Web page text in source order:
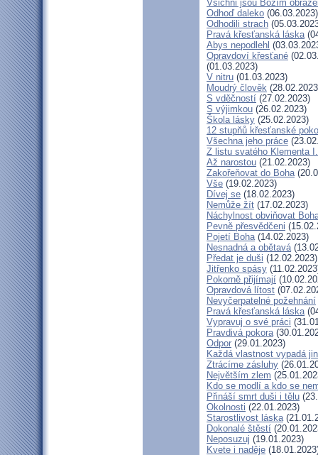
Všichni jsou Božím
Odhoď daleko (06.03.2023)
Odhodili strach
Pravá křesťanská láska
Abys nepodlehl
Opravdoví křesťané
(01.03.2023)
V nitru (01.03.2023)
Moudrý člověk
S vděčností (27.02.2023)
S výjimkou (26.02.2023)
Škola lásky (25.02.2023)
12 stupňů křesťanské
Všechna jeho práce
Z listu svatého Klementa I.
Až narostou (21.02.2023)
Zakořeňovat do Boha
Vše (19.02.2023)
Dívej se (18.02.2023)
Nemůže žít (17.02.2023)
Náchylnost obviňovat
Pevně přesvědčeni
Pojetí Boha(14.02.2023)
Nesnadná a obětavá
Předat je duši (12.02.2023)
Jitřenko spásy
Pokorně přijímají
Opravdová lítost
Nevyčerpatelné požehnání
Pravá křesťanská láska
Vypravuj o své práci
Pravdivá pokora
Odpor (29.01.2023)
Každá vlastnost vypadá
Ztrácíme zásluhy
Největším zlem
Kdo se modlí a kdo se
Přináší smrt duši i tělu
Okolnosti (22.01.2023)
Starostlivost láska
Dokonalé štěstí
Neposuzuj (19.01.2023)
Kvete i naděje